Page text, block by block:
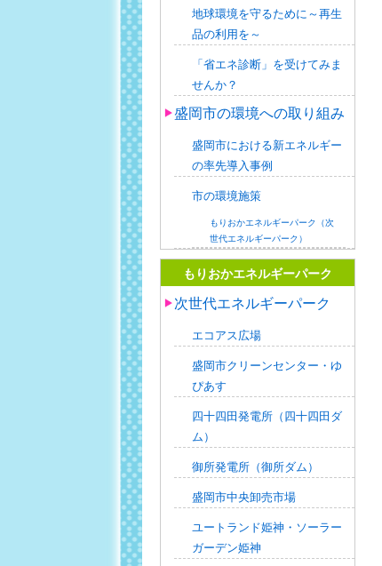
地球環境を守るために～再生
品の利用を～
「省エネ診断」を受けてみま
せんか？
盛岡市の環境への取り組み
盛岡市における新エネルギー
の率先導入事例
市の環境施策
もりおかエネルギーパーク（次
世代エネルギーパーク）
もりおかエネルギーパーク
次世代エネルギーパーク
エコアス広場
盛岡市クリーンセンター・ゆ
ぴあす
四十四田発電所（四十四田ダ
ム）
御所発電所（御所ダム）
盛岡市中央卸売市場
ユートランド姫神・ソーラー
ガーデン姫神